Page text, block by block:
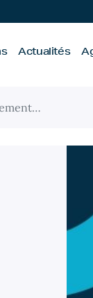
Actualités